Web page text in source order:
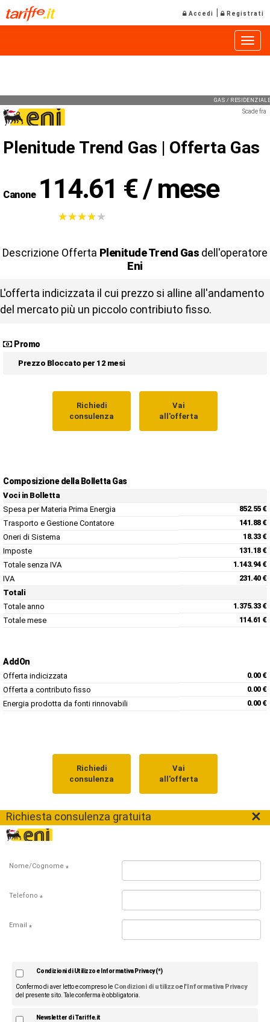
Accedi | Registrati
GAS /
Scade fra
Plenitude Trend Gas | Offerta Gas
Canone 114.61 € / mese
★★★★★
★★★★★
Descrizione Offerta Plenitude Trend Gas dell'operatore
Eni
L'offerta indicizzata il cui prezzo si alline all'andamento
del mercato più un piccolo contribiuto fisso.
Promo
Prezzo Bloccato per 12 mesi
Richiedi
consulenza
Vai
all'offerta
Composizione della Bolletta Gas
Voci in Bolletta
Spesa per Materia Prima Energia
852.55 €
Trasporto e Gestione Contatore 141.88 €
Oneri di Sistema 18.33 €
Imposte 131.18 €
Totale senza IVA 1.143.94 €
IVA 231.40 €
Totali
Totale anno
1.375.33 €
Totale mese 114.61 €
AddOn
Offerta indicizzata 0.00 €
Offerta a contributo fisso 0.00 €
Energia prodotta da fonti rinnovabili 0.00 €
Richiedi
consulenza
Vai
all'offerta
×
Richiesta consulenza gratuita
Nome/Cognome *
Telefono *
Email *
Condizioni di Utilizzo e Informativa Privacy (*)
Confermo di aver letto e compreso le Condizioni di utilizzoe l' Informativa Privacy
del presente sito. Tale conferma è obbligatoria.
Newsletter di Tariffe.it